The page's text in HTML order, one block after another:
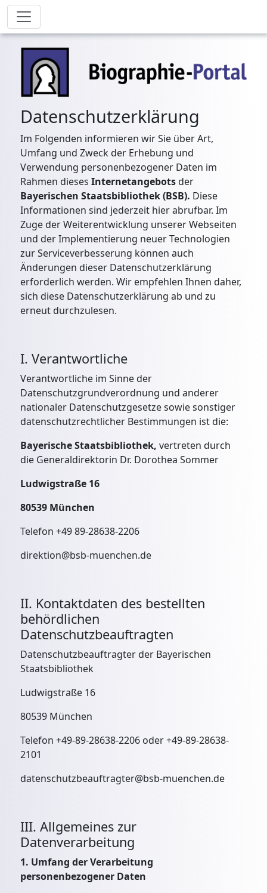
Datenschutzerklärung
Im Folgenden informieren wir Sie über Art,
Umfang und Zweck der Erhebung und
Verwendung personenbezogener Daten im
Rahmen diesesInternetangebotsder
Bayerischen Staatsbibliothek (BSB). Diese
Informationen sind jederzeit hier abrufbar. Im
Zuge der Weiterentwicklung unserer Webseiten
und der Implementierung neuer Technologien
zur Serviceverbesserung können auch
Änderungen dieser Datenschutzerklärung
erforderlich werden. Wir empfehlen Ihnen daher,
sich diese Datenschutzerklärung ab und zu
erneut durchzulesen.
I. Verantwortliche
Verantwortliche im Sinne der
Datenschutzgrundverordnung und anderer
nationaler Datenschutzgesetze sowie sonstiger
datenschutzrechtlicher Bestimmungen ist die:
Bayerische Staatsbibliothek,vertreten durch
die Generaldirektorin Dr. Dorothea Sommer
Ludwigstraße 16
80539 München
Telefon +49 89-28638-2206
direktion@bsb-muenchen.de
II. Kontaktdaten des bestellten
behördlichen
Datenschutzbeauftragten
Datenschutzbeauftragter der Bayerischen
Staatsbibliothek
Ludwigstraße 16
80539 München
Telefon +49-89-28638-2206 oder +49-89-28638-
2101
datenschutzbeauftragter@bsb-muenchen.de
III. Allgemeines zur
Datenverarbeitung
1. Umfang der Verarbeitung
personenbezogener Daten